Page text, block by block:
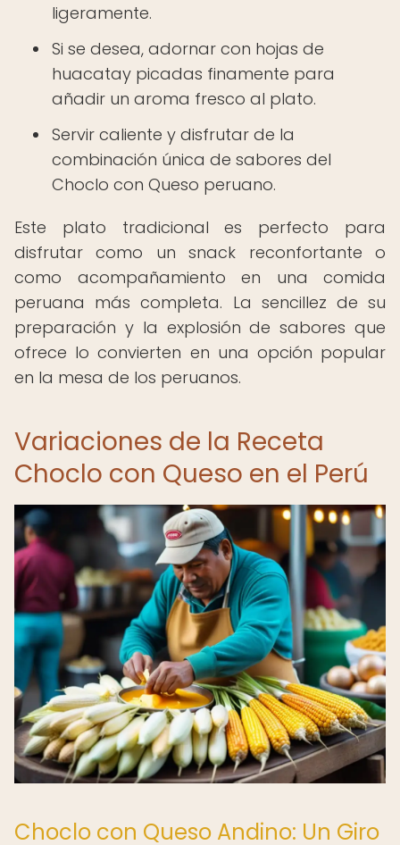
ligeramente.
Si se desea, adornar con hojas de
huacatay picadas finamente para
añadir un aroma fresco al plato.
Servir caliente y disfrutar de la
combinación única de sabores del
Choclo con Queso peruano.
Este plato tradicional es perfecto para
disfrutar como un snack reconfortante o
como acompañamiento en una comida
peruana más completa. La sencillez de su
preparación y la explosión de sabores que
ofrece lo convierten en una opción popular
en la mesa de los peruanos.
Variaciones de la Receta
Choclo con Queso en el Perú
Choclo con Queso Andino: Un Giro